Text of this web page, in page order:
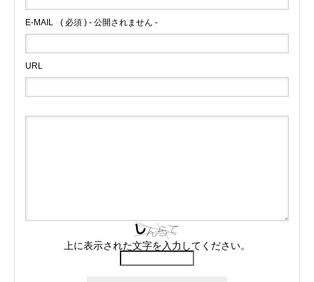
E-MAIL ( 必須 ) - 公開されません -
URL
上に表示された文字を入力してください。